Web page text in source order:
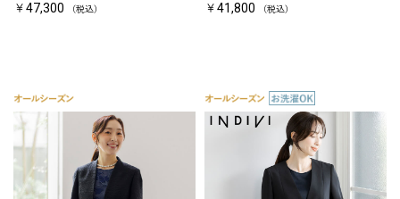
￥47,300 （税込） ￥41,800 （税込）